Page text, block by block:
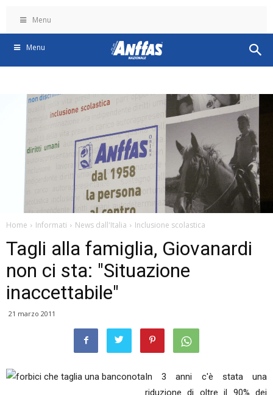
Menu
Menu
Home Informati News dall'Italia Inclusione scolastica
Tagli alla famiglia, Giovanardi
non ci sta: "Situazione
inaccettabile"
21 marzo 2011
In 3 anni c'è stata una
riduzione di oltre il 90% dei